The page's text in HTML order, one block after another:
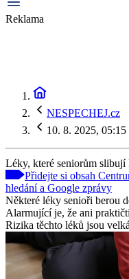
Reklama
NESPECHEJ.cz
10. 8. 2025, 05:15
Léky, které seniorům
Přidejte si obsah
hledání a Google zprávy
Některé léky senioři berou
Alarmující je, že ani
Rizika těchto léků jsou